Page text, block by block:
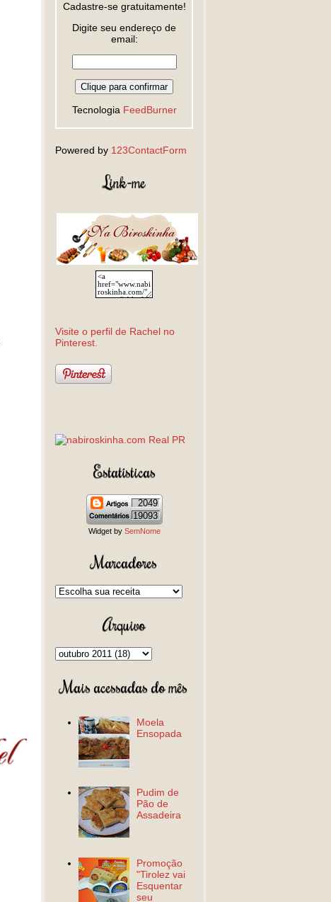
Cadastre-se gratuitamente!
Digite seu endereço de
email:
Tecnologia FeedBurner
Powered by 123ContactForm
Link-me
Visite o perfil de Rachel no
Pinterest.
Estatísticas
2049
19093
Widget by SemNome
Marcadores
Arquivo
Mais acessadas do mês
Moela
Ensopada
Pudim de
Pão de
Assadeira
Promoção
"Tirolez vai
Esquentar
seu